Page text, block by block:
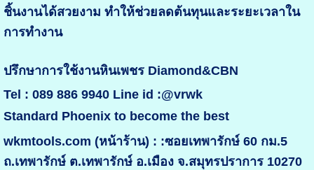
ชิ้นงานได้สวยงาม ทำให้ช่วยลดต้นทุนและระยะเวลาใน
การทำงาน
ปรึกษาการใช้งานหินเพชร Diamond&CBN
Tel : 089 886 9940 Line id :@vrwk
Standard Phoenix to become the best
wkmtools.com (หน้าร้าน) : :ซอยเทพารักษ์ 60 กม.5
ถ.เทพารักษ์ ต.เทพารักษ์ อ.เมือง จ.สมุทรปราการ 10270